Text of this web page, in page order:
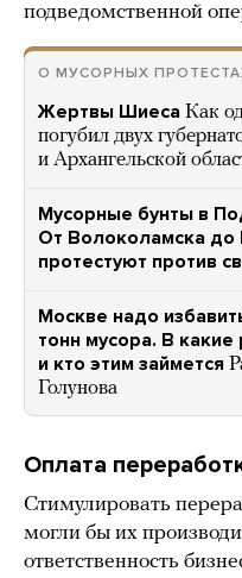
подведомственной
О МУСОРНЫХ
Жертвы Шиеса Как
погубил двух
и Архангельской
Мусорные бунты в
От Волоколамска
протестуют против
Москве надо
тонн мусора. В какие
и кто этим займется
Голунова
Оплата
Стимулировать
могли бы их
ответственность